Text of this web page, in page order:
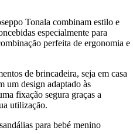
Tonala combinam estilo e
especialmente para
perfeita de ergonomia e
de brincadeira, seja em casa
um design adaptado às
fixação segura graças a
utilização.
para bebé menino